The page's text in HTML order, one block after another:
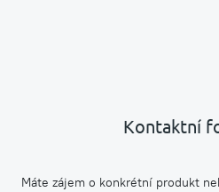
Kontaktní
Máte zájem o konkrétní produkt